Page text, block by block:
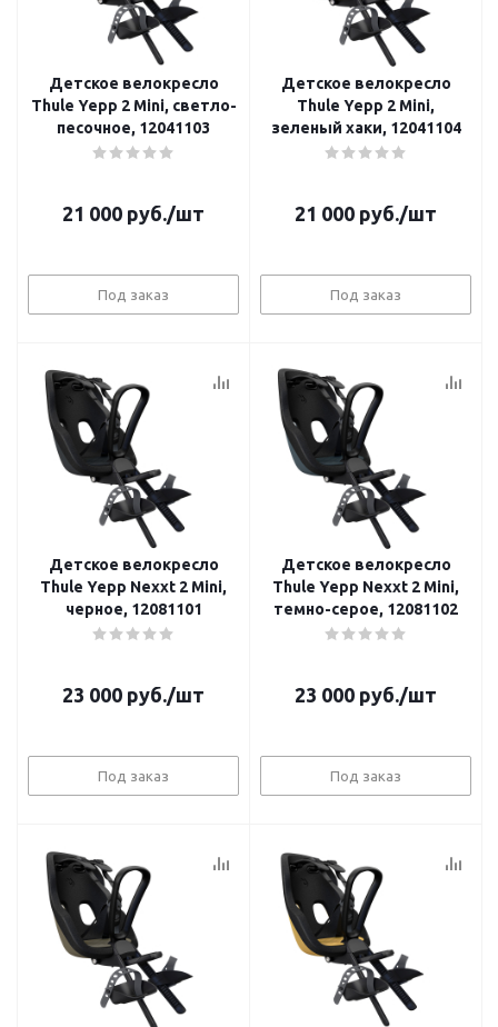
Детское велокресло
Thule Yepp 2 Mini, светло-
песочное, 12041103
21 000 руб./шт
Под заказ
Детское велокресло
Thule Yepp 2 Mini,
зеленый хаки, 12041104
21 000 руб./шт
Под заказ
Детское велокресло
Thule Yepp Nexxt 2 Mini,
черное, 12081101
23 000 руб./шт
Под заказ
Детское велокресло
Thule Yepp Nexxt 2 Mini,
темно-серое, 12081102
23 000 руб./шт
Под заказ